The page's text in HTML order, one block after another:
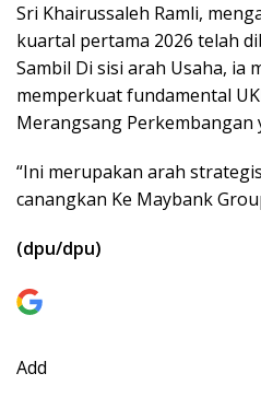
Sri Khairussaleh Ramli,
kuartal pertama 2026 telah
Sambil Di sisi arah Usaha, ia
memperkuat fundamental
Merangsang Perkembangan
“Ini merupakan arah
canangkan Ke Maybank
(dpu/dpu)
Add